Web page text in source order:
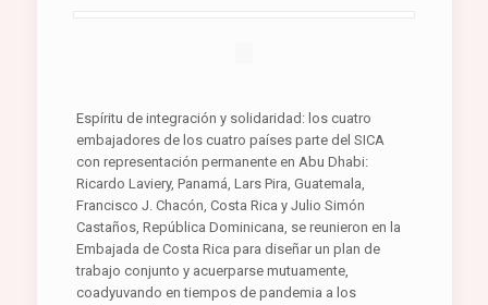
Espíritu de integración y solidaridad: los cuatro
embajadores de los cuatro países parte del SICA
con representación permanente en Abu Dhabi:
Ricardo Laviery, Panamá, Lars Pira, Guatemala,
Francisco J. Chacón, Costa Rica y Julio Simón
Castaños, República Dominicana, se reunieron en la
Embajada de Costa Rica para diseñar un plan de
trabajo conjunto y acuerparse mutuamente,
coadyuvando en tiempos de pandemia a los